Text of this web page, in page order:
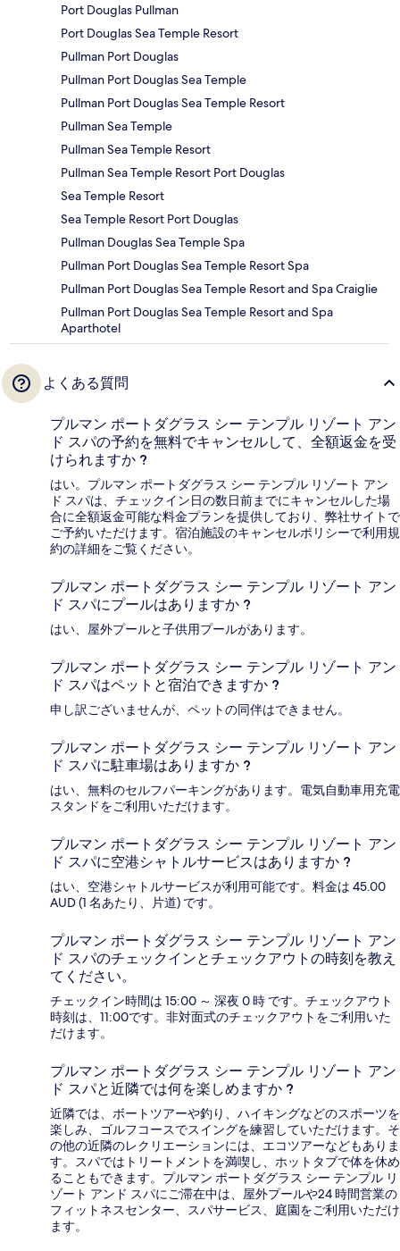
Port Douglas Pullman
Port Douglas Sea Temple Resort
Pullman Port Douglas
Pullman Port Douglas Sea Temple
Pullman Port Douglas Sea Temple Resort
Pullman Sea Temple
Pullman Sea Temple Resort
Pullman Sea Temple Resort Port Douglas
Sea Temple Resort
Sea Temple Resort Port Douglas
Pullman Douglas Sea Temple Spa
Pullman Port Douglas Sea Temple Resort Spa
Pullman Port Douglas Sea Temple Resort and Spa Craiglie
Pullman Port Douglas Sea Temple Resort and Spa
Aparthotel
よくある質問
プルマン ポートダグラス シー テンプル リゾート アン
ド スパの予約を無料でキャンセルして、全額返金を受
けられますか ?
はい。プルマン ポートダグラス シー テンプル リゾート アン
ド スパは、チェックイン日の数日前までにキャンセルした場
合に全額返金可能な料金プランを提供しており、弊社サイトで
ご予約いただけます。宿泊施設のキャンセルポリシーで利用規
約の詳細をご覧ください。
プルマン ポートダグラス シー テンプル リゾート アン
ド スパにプールはありますか ?
はい、屋外プールと子供用プールがあります。
プルマン ポートダグラス シー テンプル リゾート アン
ド スパはペットと宿泊できますか ?
申し訳ございませんが、ペットの同伴はできません。
プルマン ポートダグラス シー テンプル リゾート アン
ド スパに駐車場はありますか ?
はい、無料のセルフパーキングがあります。電気自動車用充電
スタンドをご利用いただけます。
プルマン ポートダグラス シー テンプル リゾート アン
ド スパに空港シャトルサービスはありますか ?
はい、空港シャトルサービスが利用可能です。料金は 45.00
AUD (1 名あたり、片道) です。
プルマン ポートダグラス シー テンプル リゾート アン
ド スパのチェックインとチェックアウトの時刻を教え
てください。
チェックイン時間は 15:00 ～ 深夜 0 時 です。チェックアウト
時刻は、11:00です。非対面式のチェックアウトをご利用いた
だけます。
プルマン ポートダグラス シー テンプル リゾート アン
ド スパと近隣では何を楽しめますか ?
近隣では、ボートツアーや釣り、ハイキングなどのスポーツを
楽しみ、ゴルフコースでスイングを練習していただけます。そ
の他の近隣のレクリエーションには、エコツアーなどもありま
す。スパではトリートメントを満喫し、ホットタブで体を休め
ることもできます。プルマン ポートダグラス シー テンプル リ
ゾート アンド スパにご滞在中は、屋外プールや24 時間営業の
フィットネスセンター、スパサービス、庭園をご利用いただけ
ます。